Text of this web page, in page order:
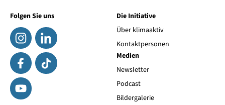
Folgen Sie uns
Die Initiative
Über klimaaktiv
Kontaktpersonen
Medien
Newsletter
Podcast
Bildergalerie